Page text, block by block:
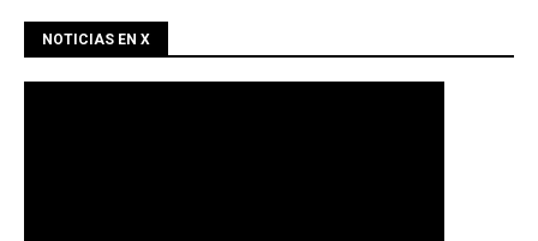
NOTICIAS EN X